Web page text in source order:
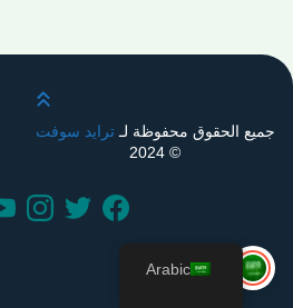
قم
جميع الحقوق محفوظة لـترايد سوفت
© 2024
Arabic